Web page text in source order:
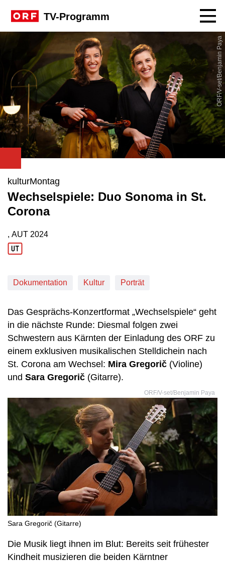
TV-Programm
ORF/V-set/Benjamin Paya
kulturMontag
Wechselspiele: Duo Sonoma in St.
Corona
Produktionsland: AUT
, AUT
Produktionsjahr: 2024
2024
Dokumentation Kultur Porträt
Das Gesprächs-Konzertformat „Wechselspiele“ geht
in die nächste Runde: Diesmal folgen zwei
Schwestern aus Kärnten der Einladung des ORF zu
einem exklusiven musikalischen Stelldichein nach
St. Corona am Wechsel: Mira Gregorič (Violine)
und Sara Gregorič (Gitarre).
ORF/V-set/Benjamin Paya
Sara Gregorič (Gitarre)
Die Musik liegt ihnen im Blut: Bereits seit frühester
Kindheit musizieren die beiden Kärntner